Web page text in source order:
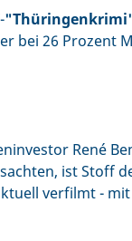
bei 26 Prozent
René
ist Stoff
verfilmt - mit